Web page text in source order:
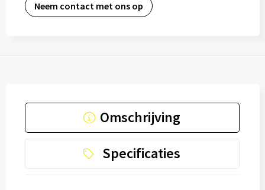
Neem contact met ons op
Omschrijving
Specificaties